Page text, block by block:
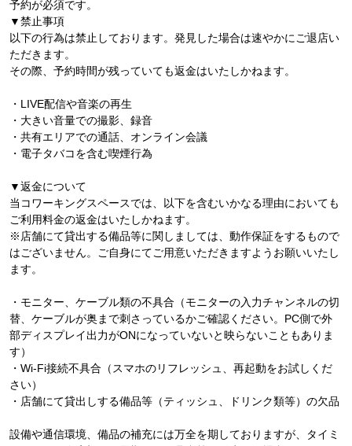
予約が必須です。
▼禁止事項
以下の行為は禁止しております。発見した場合は速やかにご退店い
ただきます。
その際、予約時間が残っていても返金はいたしかねます。
・LIVE配信や音楽の再生
・大きい音量での撮影、録音
・共有エリアでの通話、オンライン会議
・電子タバコを含む喫煙行為
▼返金について
当コワーキングスペースでは、以下を含むいかなる理由においても
ご利用料金の返金はいたしかねます。
※店舗にて貸出する備品等に関しましては、動作保証をするもので
はございません。ご自身にてご用意いただきますようお願いいたし
ます。
・モニター、ケーブル類の不具合（モニターの入力チャンネルの切
替、ケーブルが奥まで刺さっているかご確認ください。PC側で外
部ディスプレイ出力がONになっていないと映らないこともありま
す）
・Wi-Fi接続不具合（スマホのリフレッシュ、再起動をお試しくだ
さい）
・店舗にて貸出しする備品等（ティッシュ、ドリンク類等）の欠品
設備や通信環境、備品の補充には万全を期しておりますが、タイミ